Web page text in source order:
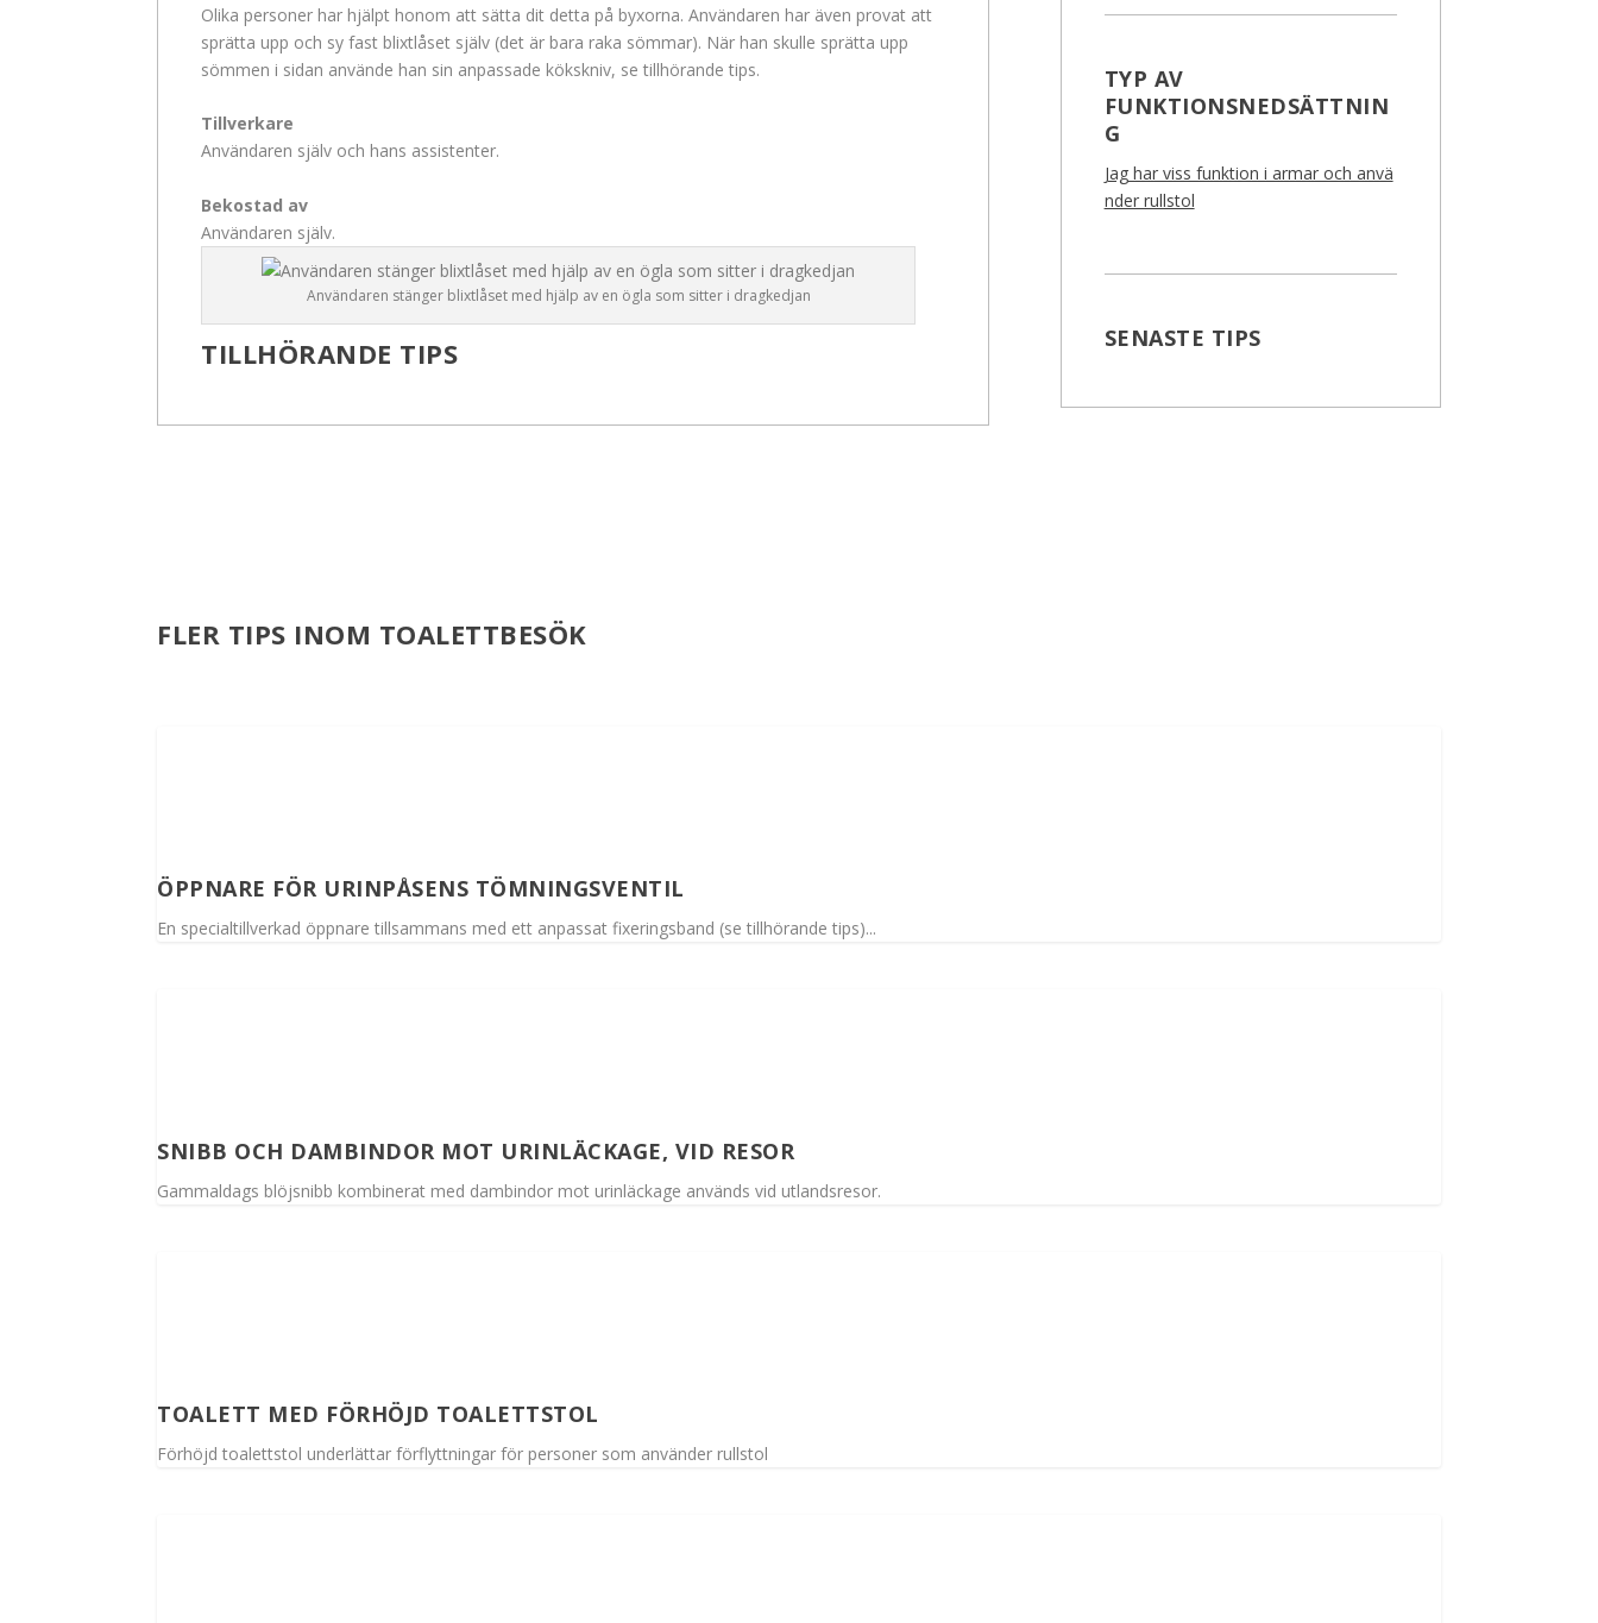
Olika personer har hjälpt honom att sätta dit detta på byxorna. Användaren har även provat att
sprätta upp och sy fast blixtlåset själv (det är bara raka sömmar). När han skulle sprätta upp
sömmen i sidan använde han sin anpassade kökskniv, se tillhörande tips.
Tillverkare
Användaren själv och hans assistenter.
Bekostad av
Användaren själv.
Användaren stänger blixtlåset med hjälp av en ögla som sitter i dragkedjan
TILLHÖRANDE TIPS
TYP AV
FUNKTIONSNEDSÄTTNIN
G
Jag har viss funktion i armar och anvä
nder rullstol
SENASTE TIPS
FLER TIPS INOM TOALETTBESÖK
ÖPPNARE FÖR URINPÅSENS TÖMNINGSVENTIL
En specialtillverkad öppnare tillsammans med ett anpassat fixeringsband (se tillhörande tips)...
SNIBB OCH DAMBINDOR MOT URINLÄCKAGE, VID RESOR
Gammaldags blöjsnibb kombinerat med dambindor mot urinläckage används vid utlandsresor.
TOALETT MED FÖRHÖJD TOALETTSTOL
Förhöjd toalettstol underlättar förflyttningar för personer som använder rullstol